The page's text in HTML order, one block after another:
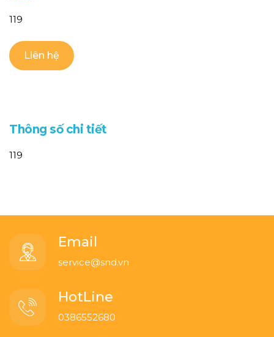
119
Liên hệ
Thông số chi tiết
119
Email
service@snd.vn
HotLine
0386552680